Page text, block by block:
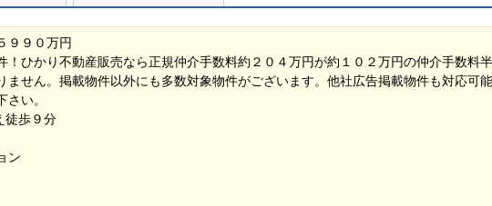
９９０万円
！ひかり不動産販売なら正規仲介手数料約２０４万円が約１０２万円の仲介手数料
ません。掲載物件以外にも多数対象物件がございます。他社広告掲載物件も対応可
い。
徒歩９分
ン